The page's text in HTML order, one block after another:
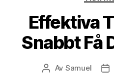
Effektiva
Snabbt Få
Inläggsförfattare
Av Samuel